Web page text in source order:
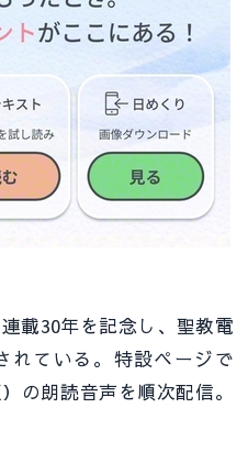
載30年を記念し、聖教電
れている。特設ページで
の朗読音声を順次配信。